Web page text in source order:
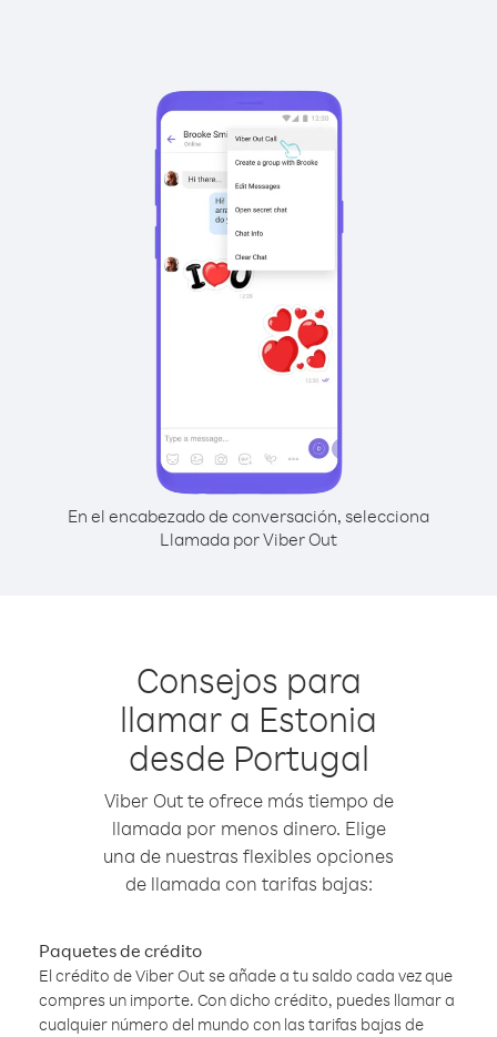
En el encabezado de conversación, selecciona
Llamada por Viber Out
Consejos para
llamar a Estonia
desde Portugal
Viber Out te ofrece más tiempo de
llamada por menos dinero. Elige
una de nuestras flexibles opciones
de llamada con tarifas bajas:
Paquetes de crédito
El crédito de Viber Out se añade a tu saldo cada vez que
compres un importe. Con dicho crédito, puedes llamar a
cualquier número del mundo con las tarifas bajas de